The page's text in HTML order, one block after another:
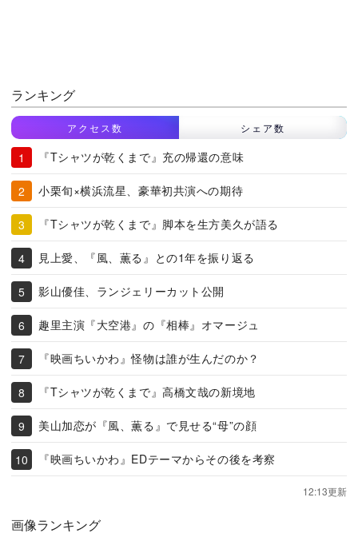
ランキング
アクセス数 シェア数
『Tシャツが乾くまで』充の帰還の意味
小栗旬×横浜流星、豪華初共演への期待
『Tシャツが乾くまで』脚本を生方美久が語る
見上愛、『風、薫る』との1年を振り返る
影山優佳、ランジェリーカット公開
趣里主演『大空港』の『相棒』オマージュ
『映画ちいかわ』怪物は誰が生んだのか？
『Tシャツが乾くまで』高橋文哉の新境地
美山加恋が『風、薫る』で見せる“母”の顔
『映画ちいかわ』EDテーマからその後を考察
12:13更新
画像ランキング